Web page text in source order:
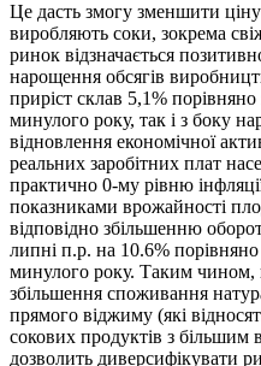
Це дасть змогу зменшити
виробляють соки, зокрема
ринок відзначається
нарощення обсягів
приріст склав 5,1%
минулого року, так і з боку
відновлення економічної
реальних заробітних плат
практично 0-му рівню
показниками врожайності
відповідно збільшенню
липні п.р. на 10.6%
минулого року. Таким чином,
збільшення споживання
прямого віджиму (які
сокових продуктів з
дозволить диверсифікувати